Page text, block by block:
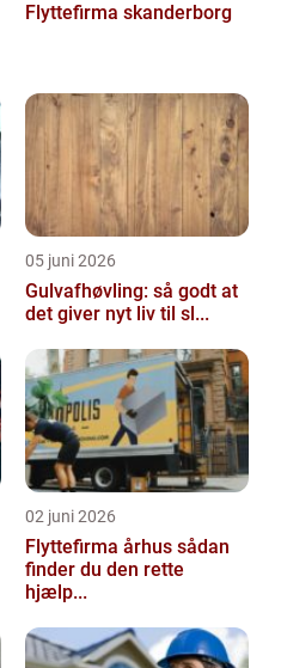
Flyttefirma skanderborg
05 juni 2026
Gulvafhøvling: så godt at
det giver nyt liv til sl...
02 juni 2026
Flyttefirma århus sådan
finder du den rette
hjælp...